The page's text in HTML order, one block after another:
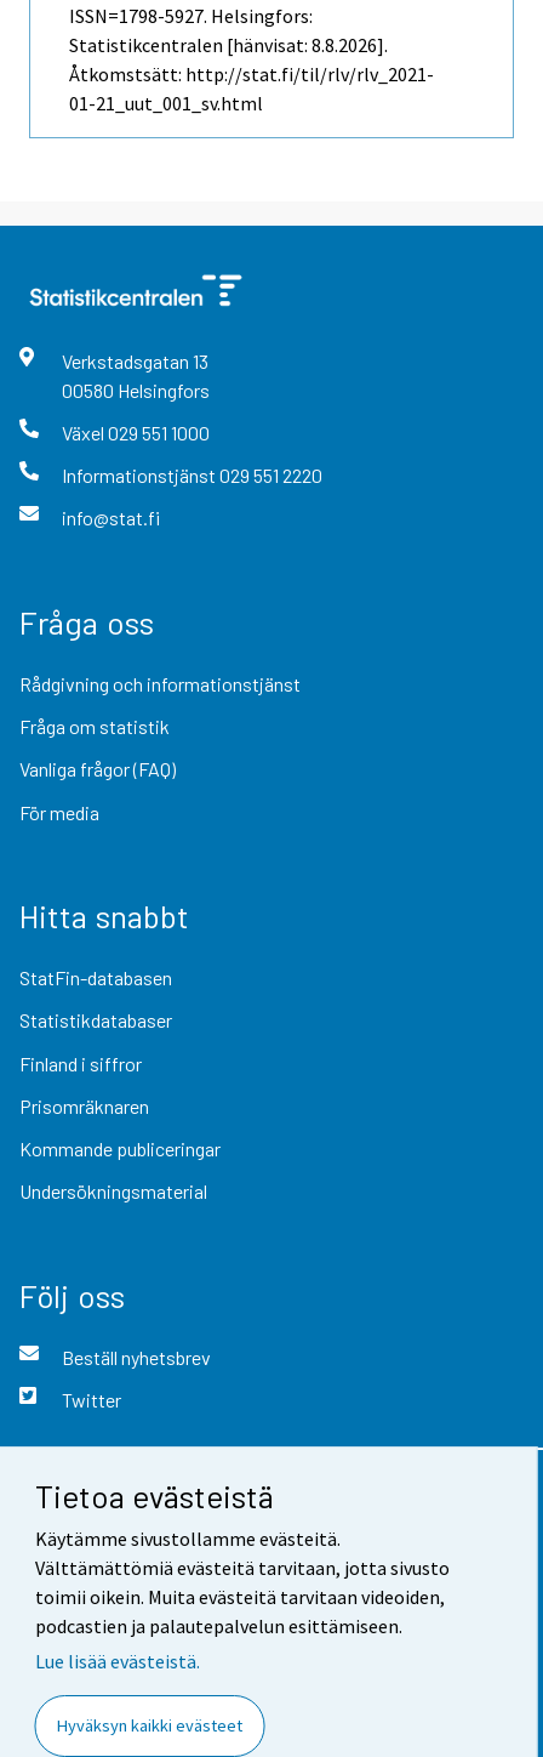
Tietoa evästeistä
Käytämme sivustollamme evästeitä.
Välttämättömiä evästeitä tarvitaan, jotta sivusto
toimii oikein. Muita evästeitä tarvitaan videoiden,
podcastien ja palautepalvelun esittämiseen.
Lue lisää evästeistä.
Hyväksyn kaikki evästeet
ISSN=1798-5927. Helsingfors:
Statistikcentralen [hänvisat: 8.8.2026].
Åtkomstsätt: http://stat.fi/til/rlv/rlv_2021-
01-21_uut_001_sv.html
Verkstadsgatan 13
00580 Helsingfors
Växel 029 551 1000
Informationstjänst 029 551 2220
info@stat.fi
Fråga oss
Rådgivning och informationstjänst
Fråga om statistik
Vanliga frågor (FAQ)
För media
Hitta snabbt
StatFin-databasen
Statistikdatabaser
Finland i siffror
Prisomräknaren
Kommande publiceringar
Undersökningsmaterial
Följ oss
Beställ nyhetsbrev
Twitter
Kontaktinformation
Respons
Användarvillkor
Tillgänglighet
Information om webbplatsen